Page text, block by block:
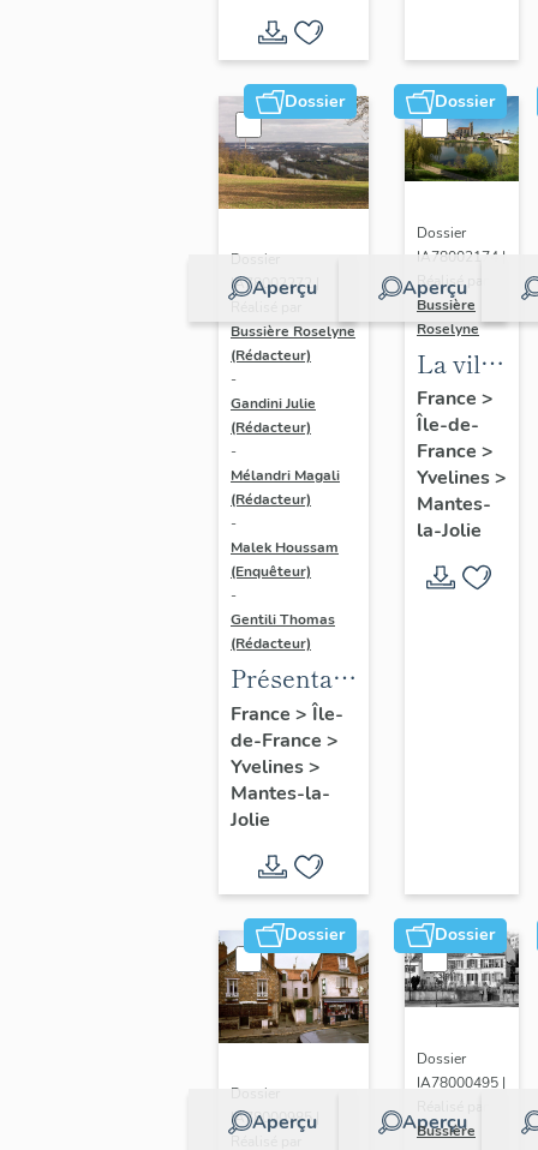
Dossier
Aperçu
Dossier
IA78002272 |
Bussière Roselyne
(Rédacteur)
-
Gandini Julie
(Rédacteur)
-
Mélandri Magali
(Rédacteur)
-
Malek Houssam
(Enquêteur)
-
Gentili Thomas
(Rédacteur)
Présentation
de l'étude
France > Île-
de-France >
Yvelines>
Mantes-la-
Jolie
Dossier
Aperçu
Dossier
IA78002174 |
Réalisé par
Bussière
Roselyne
La ville
de
Mantes-
la-Jolie
France >
Île-de-
France >
Yvelines>
Mantes-
la-Jolie
Dossier
Aperçu
Dossier
IA78000985 |
Dossier
Aperçu
Dossier
IA78000495 |
Bussière